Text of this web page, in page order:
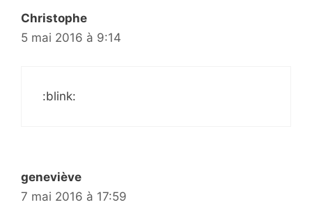
Christophe
5 mai 2016 à 9:14
:blink:
geneviève
7 mai 2016 à 17:59